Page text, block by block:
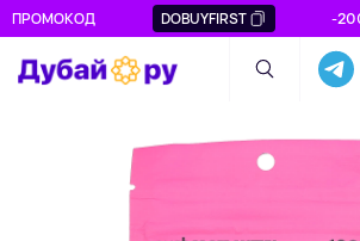
ПРОМОКОД DOBUYFIRST -